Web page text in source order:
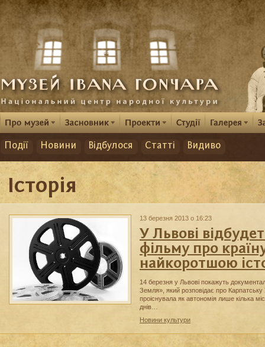
Події Новини Відбулося Статті Видиво
Історія
13 березня 2013 о 16:23
У Львові
фільму про
найкоротшою
14 березня у Львові покажуть
Земля», який розповідає про
проіснувала як автономія лише кілька
днів…
Новини культури